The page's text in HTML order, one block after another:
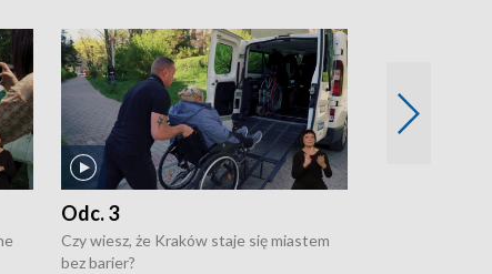
Odc. 3
Czy wiesz, że Kraków staje się miastem
bez barier?